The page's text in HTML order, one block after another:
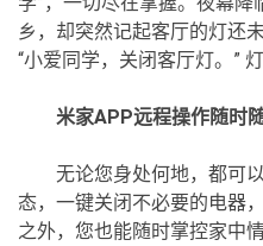
乡，却突然记起客厅的灯还
“小爱同学，关闭客厅灯。”
米家APP远程操作随时
无论您身处何地，都可
态，一键关闭不必要的电器
之外，您也能随时掌控家中